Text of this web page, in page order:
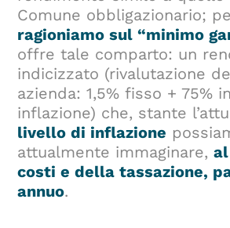
Comune obbligazionario;
ragioniamo sul “minimo
offre tale comparto: un
indicizzato (rivalutazione
azienda: 1,5% fisso + 75%
inflazione) che, stante
livello di inflazione
attualmente immaginare,
costi e della tassazione,
annuo.